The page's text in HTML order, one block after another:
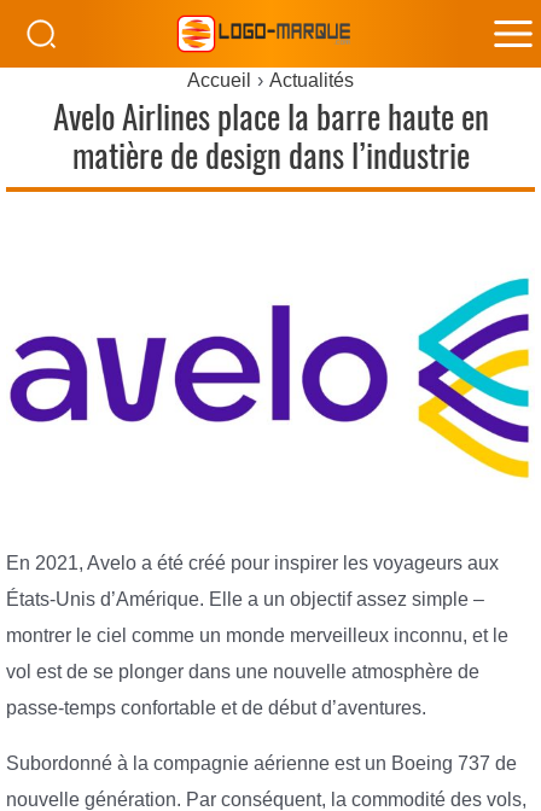
Accueil Actualités
Avelo Airlines place la barre haute en
matière de design dans l’industrie
En 2021, Avelo a été créé pour inspirer les voyageurs aux
États-Unis d’Amérique. Elle a un objectif assez simple –
montrer le ciel comme un monde merveilleux inconnu, et le
vol est de se plonger dans une nouvelle atmosphère de
passe-temps confortable et de début d’aventures.
Subordonné à la compagnie aérienne est un Boeing 737 de
nouvelle génération. Par conséquent, la commodité des vols,